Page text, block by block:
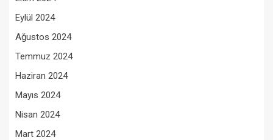
Eylül 2024
Ağustos 2024
Temmuz 2024
Haziran 2024
Mayıs 2024
Nisan 2024
Mart 2024